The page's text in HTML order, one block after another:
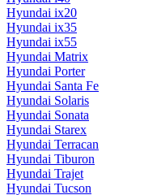
Hyundai ix20
Hyundai ix35
Hyundai ix55
Hyundai Matrix
Hyundai Porter
Hyundai Santa Fe
Hyundai Solaris
Hyundai Sonata
Hyundai Starex
Hyundai Terracan
Hyundai Tiburon
Hyundai Trajet
Hyundai Tucson